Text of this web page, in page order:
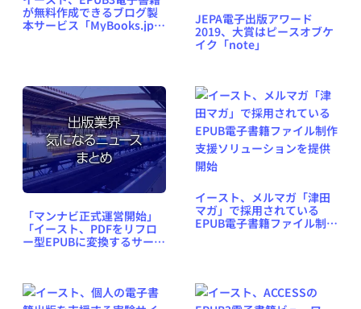
が無料作成できるブログ製
本サービス「MyBooks.jp」
JEPA電子出版アワード
2019、大賞はピースオブケ
イク「note」
「マンナビ正式運営開始」
「イースト、PDFをリフロ
ー型EPUBに変換するサービ
#382（2019年7月15日～21
日）
イースト、メルマガ「津田
マガ」で採用されている
EPUB電子書籍ファイル制作